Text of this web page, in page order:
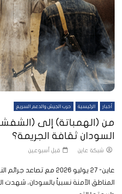
أخبار الرئيسية حرب الجيش والدعم السريع
من (الهمباتة) إلى
السودان ثقافة الجريمة؟
شبكة عاين قبل أسبوعين
عاين- 27 يوليو 2026 مع
المناطق الآمنة نسبياً بالسودان،